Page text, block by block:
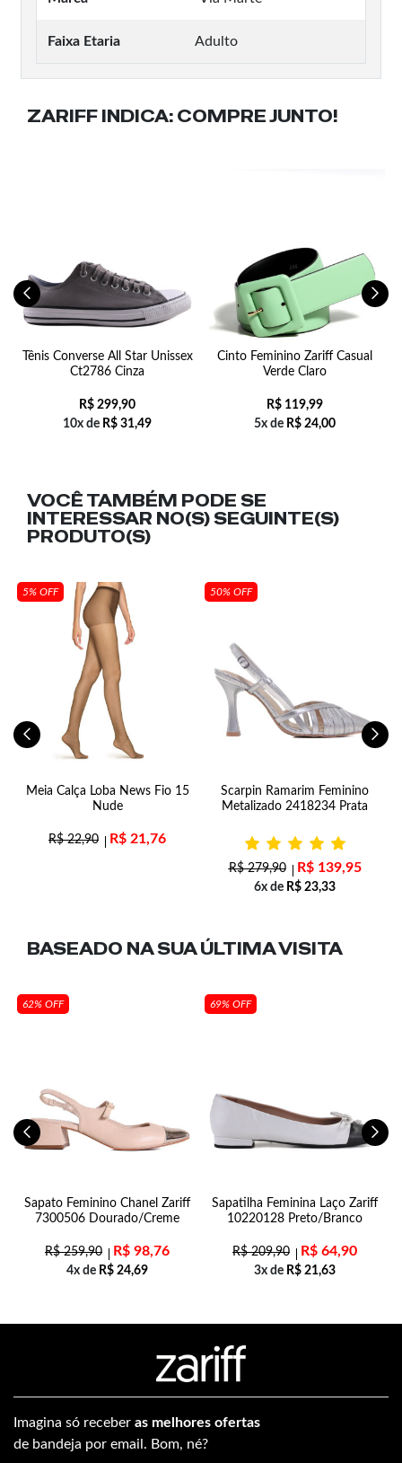
Faixa Etaria Adulto
ZARIFF INDICA: COMPRE JUNTO!
Tênis Converse All Star Unissex
Ct2786 Cinza
R$ 299,90
10x de R$ 31,49
Cinto Feminino Zariff Casual
Verde Claro
R$ 119,99
5x de R$ 24,00
VOCÊ TAMBÉM PODE SE
INTERESSAR NO(S) SEGUINTE(S)
PRODUTO(S)
5% OFF
Meia Calça Loba News Fio 15
Nude
R$22,90 R$ 21,76
50% OFF
Scarpin Ramarim Feminino
Metalizado 2418234 Prata
R$279,90 R$139,95
6x de R$ 23,33
BASEADO NA SUAÚLTIMA VISITA
62% OFF
Sapato Feminino Chanel Zariff
7300506 Dourado/Creme
R$259,90 R$ 98,76
4x de R$ 24,69
69% OFF
Sapatilha Feminina Laço Zariff
10220128 Preto/Branco
R$209,90 R$ 64,90
3x de R$ 21,63
Imagina só receber as melhores ofertas
de bandeja por email. Bom, né?